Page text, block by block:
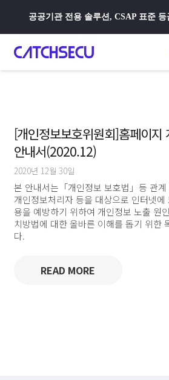
공공기관 전용 솔루션, CSAP 표준 등
[개인정보보호위원회]홈페이지
안내서(2020.12)
2020년 12월 30일
본 안내서는「개인정보 보호법」등 관
개인정보처리자 등을 대상으로 인터넷
용을 예방하기 위하여 개인정보 노출 원
치방법에 대한 올바른 이해를 돕기 위한
다.
READ MORE